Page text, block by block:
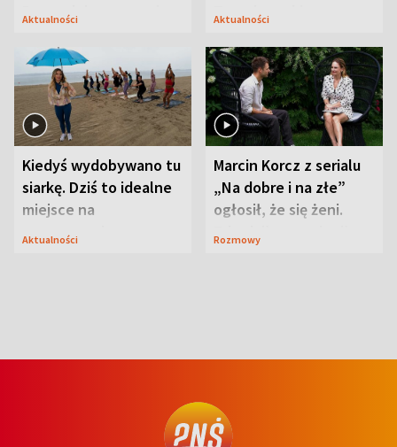
Przyrodnicy zwracają
Aktualności
Tarnobrzeskim
Aktualności
Kiedyś wydobywano tu
siarkę. Dziś to idealne
miejsce na
wypoczynek
Aktualności
Marcin Korcz z serialu
„Na dobre i na złe”
ogłosił, że się żeni.
Zdradził, co zmienił
Rozmowy